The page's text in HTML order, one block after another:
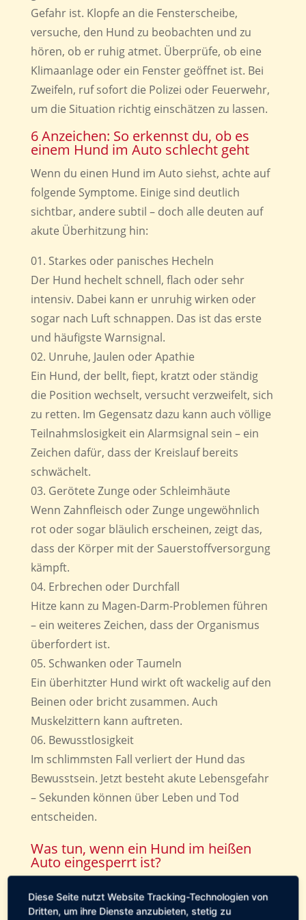
Gefahr ist. Klopfe an die Fensterscheibe,
versuche, den Hund zu beobachten und zu
hören, ob er ruhig atmet. Überprüfe, ob eine
Klimaanlage oder ein Fenster geöffnet ist. Bei
Zweifeln, ruf sofort die Polizei oder Feuerwehr,
um die Situation richtig einschätzen zu lassen.
6 Anzeichen: So erkennst du, ob es
einem Hund im Auto schlecht geht
Wenn du einen Hund im Auto siehst, achte auf
folgende Symptome. Einige sind deutlich
sichtbar, andere subtil – doch alle deuten auf
akute Überhitzung hin:
Starkes oder panisches Hecheln
Der Hund hechelt schnell, flach oder sehr
intensiv. Dabei kann er unruhig wirken oder
sogar nach Luft schnappen. Das ist das erste
und häufigste Warnsignal.
Unruhe, Jaulen oder Apathie
Ein Hund, der bellt, fiept, kratzt oder ständig
die Position wechselt, versucht verzweifelt, sich
zu retten. Im Gegensatz dazu kann auch völlige
Teilnahmslosigkeit ein Alarmsignal sein – ein
Zeichen dafür, dass der Kreislauf bereits
schwächelt.
Gerötete Zunge oder Schleimhäute
Wenn Zahnfleisch oder Zunge ungewöhnlich
rot oder sogar bläulich erscheinen, zeigt das,
dass der Körper mit der Sauerstoffversorgung
kämpft.
Erbrechen oder Durchfall
Hitze kann zu Magen-Darm-Problemen führen
– ein weiteres Zeichen, dass der Organismus
überfordert ist.
Schwanken oder Taumeln
Ein überhitzter Hund wirkt oft wackelig auf den
Beinen oder bricht zusammen. Auch
Muskelzittern kann auftreten.
Bewusstlosigkeit
Im schlimmsten Fall verliert der Hund das
Bewusstsein. Jetzt besteht akute Lebensgefahr
– Sekunden können über Leben und Tod
entscheiden.
Was tun, wenn ein Hund im heißen
Auto eingesperrt ist?
vermutest, dass er leidet? Dann gilt: Sofort
Diese Seite nutzt Website Tracking-Technologien von
Dritten, um ihre Dienste anzubieten, stetig zu